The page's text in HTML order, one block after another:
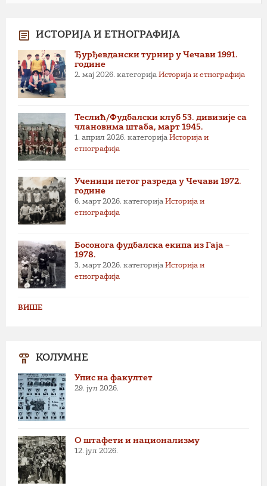
ИСТОРИЈА И ЕТНОГРАФИЈА
Ђурђевдански турнир у Чечави 1991.
године
2. мај 2026. категорија Историја и етнографија
Теслић/Фудбалски клуб 53. дивизије са
члановима штаба, март 1945.
1. април 2026. категорија Историја и
етнографија
Ученици петог разреда у Чечави 1972.
године
6. март 2026. категорија Историја и
етнографија
Босонога фудбалска екипа из Гаја –
1978.
3. март 2026. категорија Историја и
етнографија
ВИШЕ
КОЛУМНЕ
Упис на факултет
29. јул 2026.
О штафети и национализму
12. јул 2026.